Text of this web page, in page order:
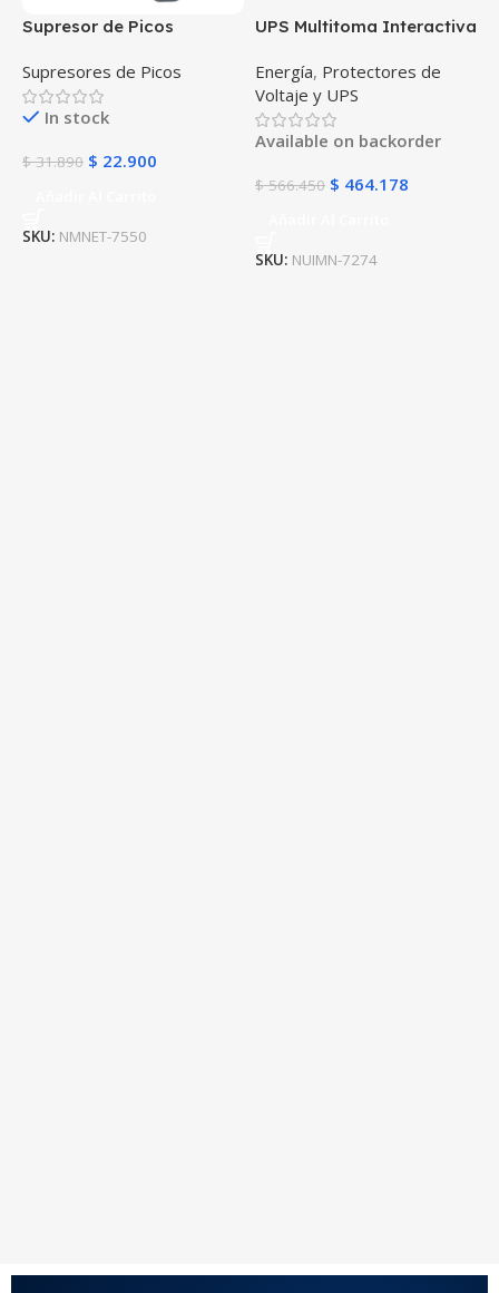
Supresor de Picos
Salidas Ref. 6TN
Supresores de Picos
In stock
$31.890 $ 22.900
SKU: NMNET-7550
UPS Multitoma Interactiva
Salidas regulador de
tensión AVR protección
apagones contra picos de
voltaje
Energía, Protectores de
Voltaje y UPS
Available on backorder
$566.450 $ 464.178
SKU: NUIMN-7274